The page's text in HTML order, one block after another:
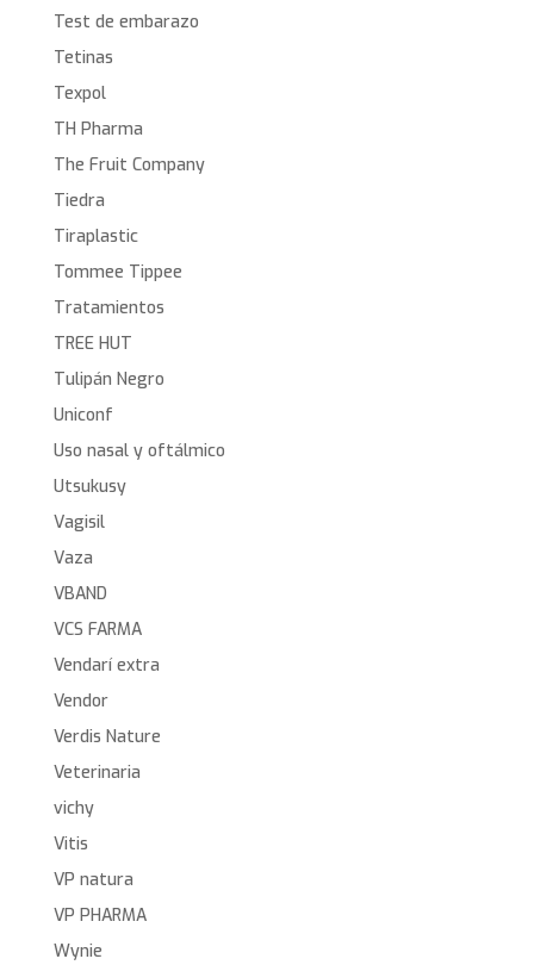
Test de embarazo
Tetinas
Texpol
TH Pharma
The Fruit Company
Tiedra
Tiraplastic
Tommee Tippee
Tratamientos
TREE HUT
Tulipán Negro
Uniconf
Uso nasal y oftálmico
Utsukusy
Vagisil
Vaza
VBAND
VCS FARMA
Vendarí extra
Vendor
Verdis Nature
Veterinaria
vichy
Vitis
VP natura
VP PHARMA
Wynie